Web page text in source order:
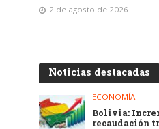
2 de agosto de 2026
Noticias destacadas
ECONOMÍA
Bolivia:
recaudación